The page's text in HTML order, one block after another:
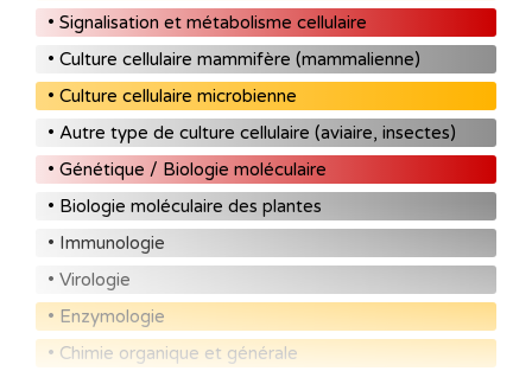
• Signalisation et métabolisme cellulaire
• Culture cellulaire mammifère (mammalienne)
• Culture cellulaire microbienne
• Autre type de culture cellulaire (aviaire, insectes)
• Génétique / Biologie moléculaire
• Biologie moléculaire des plantes
• Immunologie
• Virologie
• Enzymologie
• Chimie organique et générale